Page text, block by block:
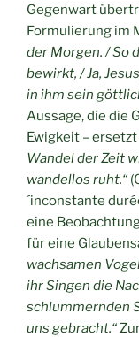
Gegenwart
Formulierung im
der Morgen. / So
bewirkt, / Ja,
in ihm sein
Aussage, die die
Ewigkeit –
Wandel der Zeit
wandellos ruht.“
´inconstante
eine
für eine
wachsamen
ihr Singen die
schlummernden
uns gebracht.“